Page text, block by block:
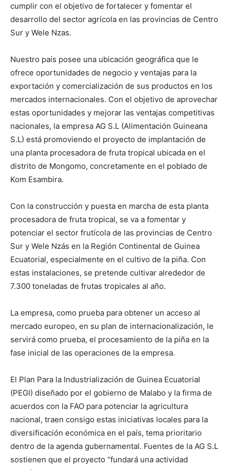
cumplir con el objetivo de fortalecer y fomentar el
desarrollo del sector agrícola en las provincias de Centro
Sur y Wele Nzas.
Nuestro país posee una ubicación geográfica que le
ofrece oportunidades de negocio y ventajas para la
exportación y comercialización de sus productos en los
mercados internacionales. Con el objetivo de aprovechar
estas oportunidades y mejorar las ventajas competitivas
nacionales, la empresa AG S.L (Alimentación Guineana
S.L) está promoviendo el proyecto de implantación de
una planta procesadora de fruta tropical ubicada en el
distrito de Mongomo, concretamente en el poblado de
Kom Esambira.
Con la construcción y puesta en marcha de esta planta
procesadora de fruta tropical, se va a fomentar y
potenciar el sector frutícola de las provincias de Centro
Sur y Wele Nzás en la Región Continental de Guinea
Ecuatorial, especialmente en el cultivo de la piña. Con
estas instalaciones, se pretende cultivar alrededor de
7.300 toneladas de frutas tropicales al año.
La empresa, como prueba para obtener un acceso al
mercado europeo, en su plan de internacionalización, le
servirá como prueba, el procesamiento de la piña en la
fase inicial de las operaciones de la empresa.
El Plan Para la Industrialización de Guinea Ecuatorial
(PEGI) diseñado por el gobierno de Malabo y la firma de
acuerdos con la FAO para potenciar la agricultura
nacional, traen consigo estas iniciativas locales para la
diversificación económica en el país, tema prioritario
dentro de la agenda gubernamental. Fuentes de la AG S.L
sostienen que el proyecto “fundará una actividad